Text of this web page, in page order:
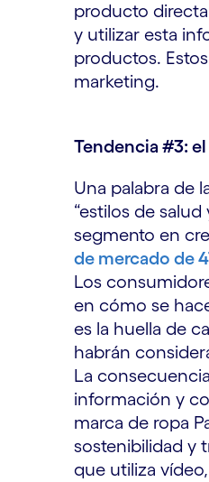
producto
y utilizar esta
productos.
marketing.
Tendencia #3:
Una palabra de
“estilos de
segmento en
de mercado de
Los
en cómo se
es la huella de
habrán
La
información y
marca de ropa
sostenibilidad y
que utiliza